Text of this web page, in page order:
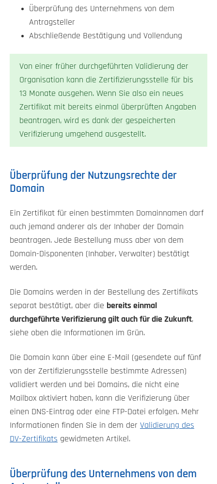
Überprüfung des Unternehmens von dem
Antragsteller
Abschließende Bestätigung und Vollendung
Von einer früher durchgeführten Validierung der
Organisation kann die Zertifizierungsstelle für bis
13 Monate ausgehen. Wenn Sie also ein neues
Zertifikat mit bereits einmal überprüften Angaben
beantragen, wird es dank der gespeicherten
Verifizierung umgehend ausgestellt.
Überprüfung der Nutzungsrechte der
Domain
Ein Zertifikat für einen bestimmten Domainnamen darf
auch jemand anderer als der Inhaber der Domain
beantragen. Jede Bestellung muss aber von dem
Domain-Disponenten (Inhaber, Verwalter) bestätigt
werden.
Die Domains werden in der Bestellung des Zertifikats
separat bestätigt, aber die bereits einmal
durchgeführte Verifizierung gilt auch für die Zukunft,
siehe oben die Informationen im Grün.
Die Domain kann über eine E-Mail (gesendete auf fünf
von der Zertifizierungsstelle bestimmte Adressen)
validiert werden und bei Domains, die nicht eine
Mailbox aktiviert haben, kann die Verifizierung über
einen DNS-Eintrag oder eine FTP-Datei erfolgen. Mehr
Informationen finden Sie in dem der Validierung des
DV-Zertifikats gewidmeten Artikel.
Überprüfung des Unternehmens von dem